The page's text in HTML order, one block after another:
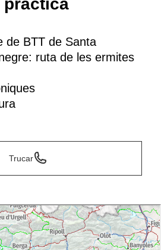
pràctica
de BTT de Santa
ruta de les ermites
Trucar